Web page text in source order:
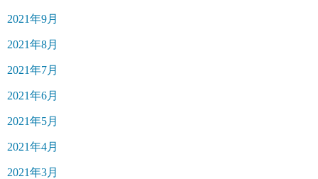
2021年9月
2021年8月
2021年7月
2021年6月
2021年5月
2021年4月
2021年3月